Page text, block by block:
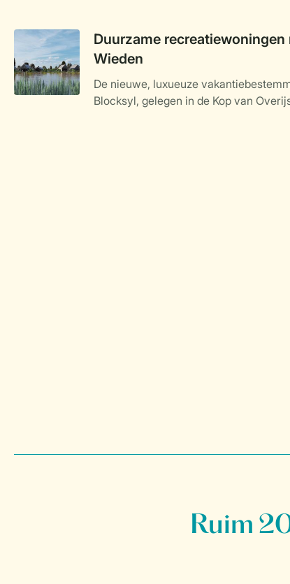
Duurzame
Wieden
De nieuwe, luxueuze
Blocksyl, gelegen in de Kop van
Ruim